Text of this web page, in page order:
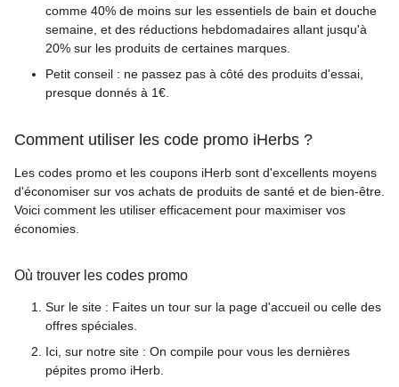
comme 40% de moins sur les essentiels de bain et douche
semaine, et des réductions hebdomadaires allant jusqu'à
20% sur les produits de certaines marques.
Petit conseil : ne passez pas à côté des produits d'essai,
presque donnés à 1€.
Comment utiliser les code promo iHerbs ?
Les codes promo et les coupons iHerb sont d'excellents moyens
d'économiser sur vos achats de produits de santé et de bien-être.
Voici comment les utiliser efficacement pour maximiser vos
économies.
Où trouver les codes promo
Sur le site : Faites un tour sur la page d'accueil ou celle des
offres spéciales.
Ici, sur notre site : On compile pour vous les dernières
pépites promo iHerb.